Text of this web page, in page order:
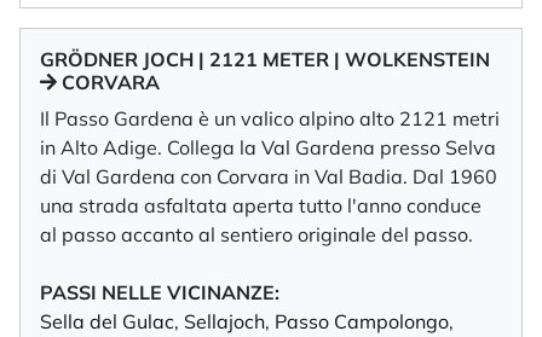
GRÖDNER JOCH | 2121 METER | WOLKENSTEIN
CORVARA
Il Passo Gardena è un valico alpino alto 2121 metri
in Alto Adige. Collega la Val Gardena presso Selva
di Val Gardena con Corvara in Val Badia. Dal 1960
una strada asfaltata aperta tutto l'anno conduce
al passo accanto al sentiero originale del passo.
PASSI NELLE VICINANZE:
Sella del Gulac, Sellajoch, Passo Campolongo,